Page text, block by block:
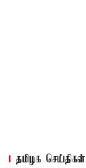
தமிழக செய்திகள்